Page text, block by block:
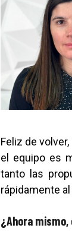
Feliz de
el equipo es
tanto las
rápidamente
¿Ahora